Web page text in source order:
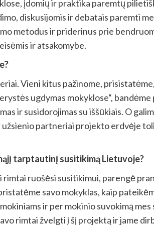
įdomių ir praktika paremtų
diskusijomis ir debatais paremti
metodus ir priderinus prie
ir atsakomybe.
Vieni kitus pažinome,
ugdymas mokyklose“,
ir susidorojimas su iššūkiais. O
partneriai projekto erdvėje
tarptautinį susitikimą Lietuvoje?
ruošėsi susitikimui, parengė
savo mokyklas, kaip
ir per mokinio suvokimą
rimtai žvelgti į šį projektą ir jame